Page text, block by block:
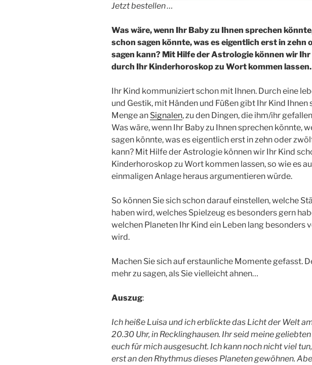
Jetzt bestellen …
Was wäre, wenn Ihr Baby zu Ihnen sprechen
schon sagen könnte, was es eigentlich erst in zehn
sagen kann? Mit Hilfe der Astrologie können wir
durch Ihr Kinderhoroskop zu Wort kommen lassen.
Ihr Kind kommuniziert schon mit Ihnen. Durch eine
und Gestik, mit Händen und Füßen gibt Ihr Kind Ihnen
Menge an Signalen, zu den Dingen, die ihm/ihr
Was wäre, wenn Ihr Baby zu Ihnen sprechen könnte,
sagen könnte, was es eigentlich erst in zehn oder
kann? Mit Hilfe der Astrologie können wir Ihr Kind
Kinderhoroskop zu Wort kommen lassen, so wie es
einmaligen Anlage heraus argumentieren würde.
So können Sie sich schon darauf einstellen, welche
haben wird, welches Spielzeug es besonders gern
welchen Planeten Ihr Kind ein Leben lang besonders
wird.
Machen Sie sich auf erstaunliche Momente gefasst.
mehr zu sagen, als Sie vielleicht ahnen…
Auszug:
Ich heiße Luisa und ich erblickte das Licht der Welt
20.30 Uhr, in Recklinghausen. Ihr seid meine
euch für mich ausgesucht. Ich kann noch nicht viel
erst an den Rhythmus dieses Planeten gewöhnen.